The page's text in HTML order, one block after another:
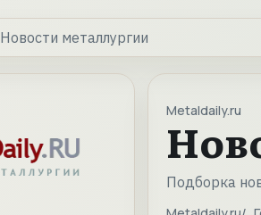
Новости металлургии
Metaldaily.ru
Подборка